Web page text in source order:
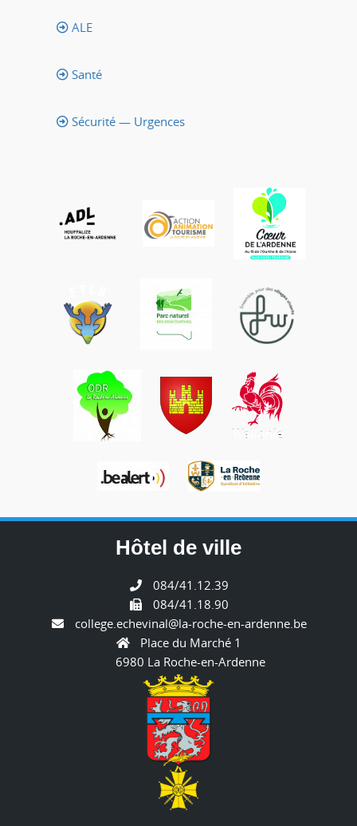
ALE
Santé
Sécurité — Urgences
Hôtel de ville
084/41.12.39
084/41.18.90
college.echevinal@la-roche-en-ardenne.be
Place du Marché 1
6980 La Roche-en-Ardenne